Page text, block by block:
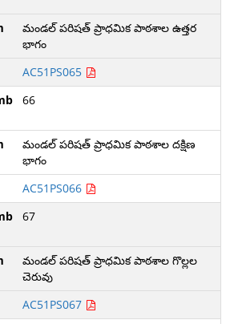
మండల్ పరిషత్ ప్రాధమిక పాఠశాల ఉత్తర
భాగం
AC51PS065
66
మండల్ పరిషత్ ప్రాధమిక పాఠశాల దక్షిణ
భాగం
AC51PS066
67
మండల్ పరిషత్ ప్రాధమిక పాఠశాల గొల్లల
చెరువు
AC51PS067